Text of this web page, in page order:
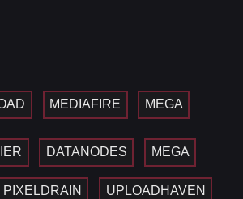
MEDIAFIRE MEGA
DATANODES MEGA
PIXELDRAIN UPLOADHAVEN